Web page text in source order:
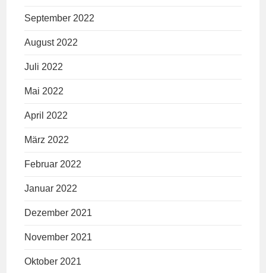
September 2022
August 2022
Juli 2022
Mai 2022
April 2022
März 2022
Februar 2022
Januar 2022
Dezember 2021
November 2021
Oktober 2021